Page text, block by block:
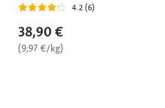
4.2 (6)
38,90 €
(9,97 €/kg)